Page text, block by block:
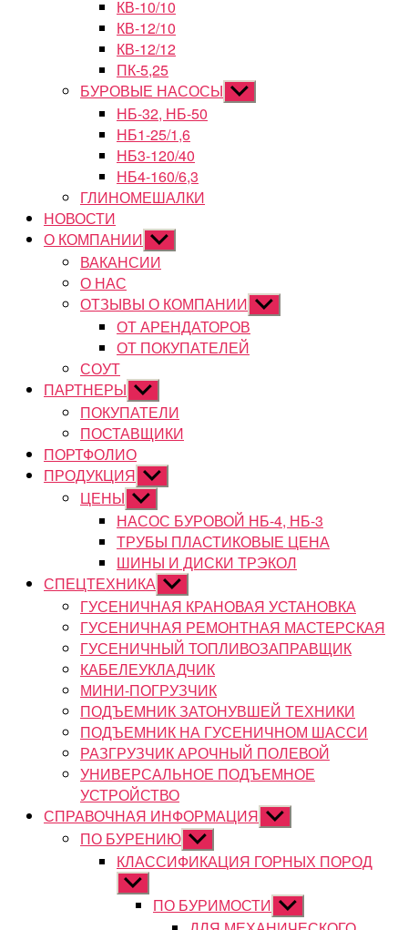
КВ-10/10
КВ-12/10
КВ-12/12
ПК-5,25
БУРОВЫЕ НАСОСЫ Показывать
подменю
НБ-32, НБ-50
НБ1-25/1,6
НБ3-120/40
НБ4-160/6,3
ГЛИНОМЕШАЛКИ
НОВОСТИ
О КОМПАНИИ Показывать
подменю
ВАКАНСИИ
О НАС
ОТЗЫВЫ О КОМПАНИИ Показывать
подменю
ОТ АРЕНДАТОРОВ
ОТ ПОКУПАТЕЛЕЙ
СОУТ
ПАРТНЕРЫ Показывать
подменю
ПОКУПАТЕЛИ
ПОСТАВЩИКИ
ПОРТФОЛИО
ПРОДУКЦИЯ Показывать
подменю
ЦЕНЫ Показывать
подменю
НАСОС БУРОВОЙ НБ-4, НБ-3
ТРУБЫ ПЛАСТИКОВЫЕ ЦЕНА
ШИНЫ И ДИСКИ ТРЭКОЛ
СПЕЦТЕХНИКА Показывать
подменю
ГУСЕНИЧНАЯ КРАНОВАЯ УСТАНОВКА
ГУСЕНИЧНАЯ РЕМОНТНАЯ МАСТЕРСКАЯ
ГУСЕНИЧНЫЙ ТОПЛИВОЗАПРАВЩИК
КАБЕЛЕУКЛАДЧИК
МИНИ-ПОГРУЗЧИК
ПОДЪЕМНИК ЗАТОНУВШЕЙ ТЕХНИКИ
ПОДЪЕМНИК НА ГУСЕНИЧНОМ ШАССИ
РАЗГРУЗЧИК АРОЧНЫЙ ПОЛЕВОЙ
УНИВЕРСАЛЬНОЕ ПОДЪЕМНОЕ
УСТРОЙСТВО
СПРАВОЧНАЯ ИНФОРМАЦИЯ Показывать
подменю
ПО БУРЕНИЮ Показывать
подменю
КЛАССИФИКАЦИЯ ГОРНЫХ ПОРОД
Показывать
подменюПО БУРИМОСТИ Показывать
подменю